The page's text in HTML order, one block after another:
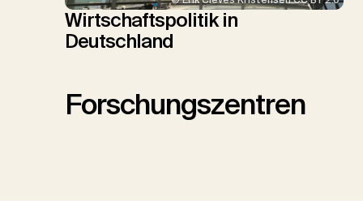
Wirtschaftspolitik in
Deutschland
Forschungszentren